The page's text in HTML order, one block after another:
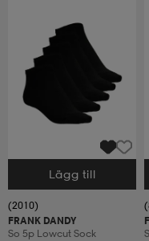
Välj storlek
Lägg till
(2010)
FRANK DANDY
So 5p Lowcut Sock